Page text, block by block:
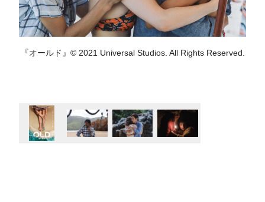
『オールド』© 2021 Universal Studios. All Rights Reserved.